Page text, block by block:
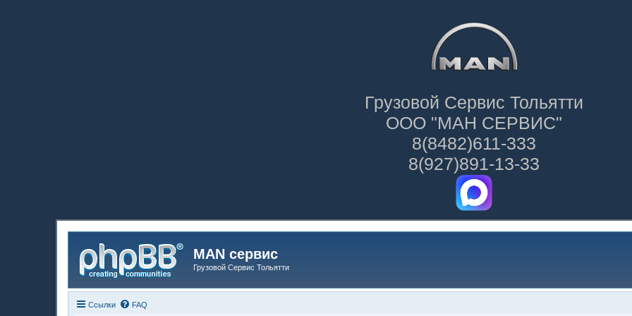
Грузовой Сервис Тольятти
ООО "МАН СЕРВИС"
8(8482)611-333
8(927)891-13-33
MAN сервис
Грузовой Сервис Тольятти
Ссылки FAQ